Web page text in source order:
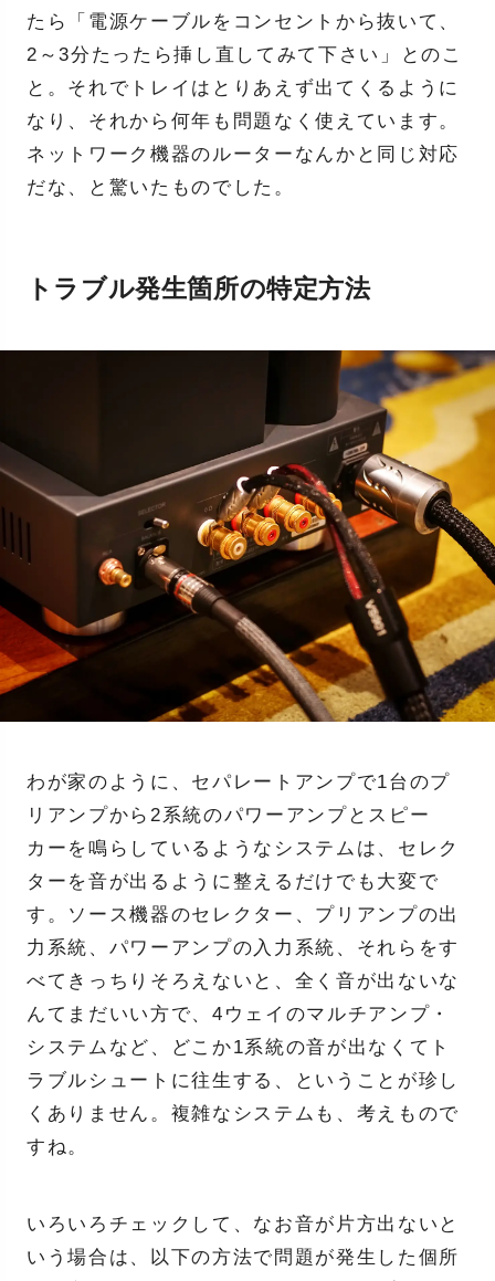
たら「電源ケーブルをコンセントから抜いて、
2～3分たったら挿し直してみて下さい」とのこ
と。それでトレイはとりあえず出てくるように
なり、それから何年も問題なく使えています。
ネットワーク機器のルーターなんかと同じ対応
だな、と驚いたものでした。
トラブル発生箇所の特定方法
わが家のように、セパレートアンプで1台のプ
リアンプから2系統のパワーアンプとスピー
カーを鳴らしているようなシステムは、セレク
ターを音が出るように整えるだけでも大変で
す。ソース機器のセレクター、プリアンプの出
力系統、パワーアンプの入力系統、それらをす
べてきっちりそろえないと、全く音が出ないな
んてまだいい方で、4ウェイのマルチアンプ・
システムなど、どこか1系統の音が出なくてト
ラブルシュートに往生する、ということが珍し
くありません。複雑なシステムも、考えもので
すね。
いろいろチェックして、なお音が片方出ないと
いう場合は、以下の方法で問題が発生した個所